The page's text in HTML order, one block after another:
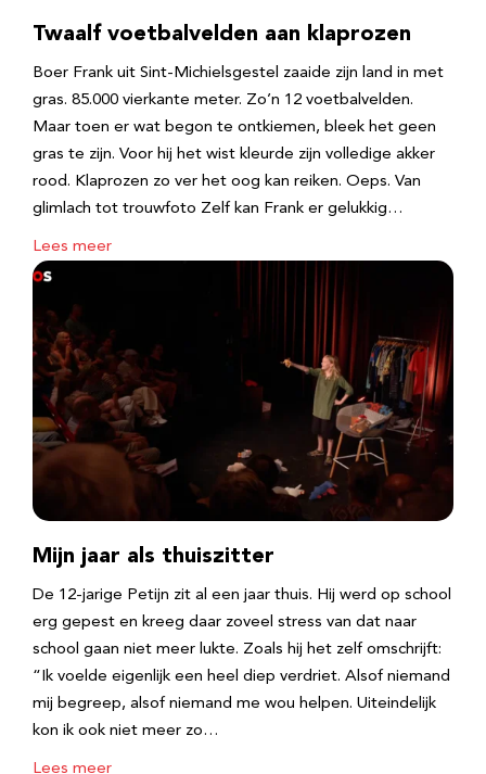
Twaalf voetbalvelden aan klaprozen
Boer Frank uit Sint-Michielsgestel zaaide zijn land in met
gras. 85.000 vierkante meter. Zo’n 12 voetbalvelden.
Maar toen er wat begon te ontkiemen, bleek het geen
gras te zijn. Voor hij het wist kleurde zijn volledige akker
rood. Klaprozen zo ver het oog kan reiken. Oeps. Van
glimlach tot trouwfoto Zelf kan Frank er gelukkig…
Lees meer
Mijn jaar als thuiszitter
De 12-jarige Petijn zit al een jaar thuis. Hij werd op school
erg gepest en kreeg daar zoveel stress van dat naar
school gaan niet meer lukte. Zoals hij het zelf omschrijft:
“Ik voelde eigenlijk een heel diep verdriet. Alsof niemand
mij begreep, alsof niemand me wou helpen. Uiteindelijk
kon ik ook niet meer zo…
Lees meer